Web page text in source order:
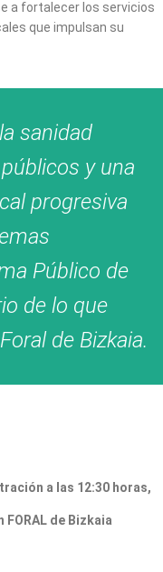
a fortalecer los servicios
que impulsan su
sanidad
y una
progresiva
Público de
de lo que
de Bizkaia.
a las 12:30 horas,
de Bizkaia